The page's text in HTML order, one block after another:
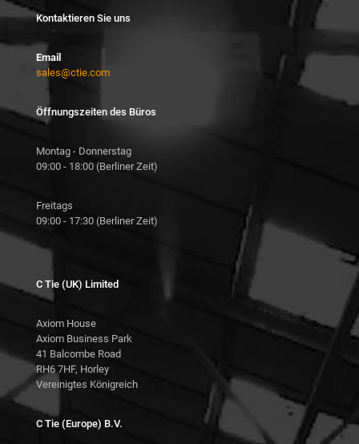
Kontaktieren Sie uns
Email
sales@ctie.com
Öffnungszeiten des Büros
Montag - Donnerstag
09:00 - 18:00 (Berliner Zeit)
Freitags
09:00 - 17:30 (Berliner Zeit)
C Tie (UK) Limited
Axiom House
Axiom Business Park
41 Balcombe Road
RH6 7HF, Horley
Vereinigtes Königreich
C Tie (Europe) B.V.